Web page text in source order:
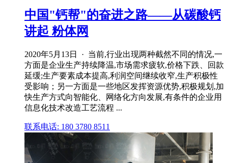
中国"钙帮"的奋进之路——从碳酸钙
讲起 粉体网
2020年5月13日 · 当前,行业出现两种截然不同的情况,一
方面是企业生产持续降温,市场需求疲软,价格下跌、回款
延缓;生产要素成本提高,利润空间继续收窄,生产积极性
受影响；另一方面是一些地区发挥资源优势,积极规划,加
快生产方式向智能化、网络化方向发展,有条件的企业用
信息化技术改造工艺流程 ...
联系电话: 180 3780 8511